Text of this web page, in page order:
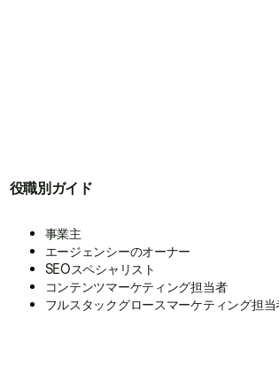
役職別ガイド
事業主
エージェンシーのオーナー
SEOスペシャリスト
コンテンツマーケティング担当者
フルスタックグロースマーケティング担当